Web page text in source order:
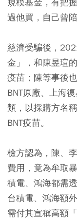
過他買，自己曾
慈濟受騙後，
金」，和陳昱瑄
疫苗；陳等事後
BNT原廠、上海
類，以採購方名
BNT疫苗。
檢方認為，陳、
費用，竟為牟取
積電、鴻海都需
台積電、鴻海額
需付其宣稱高額